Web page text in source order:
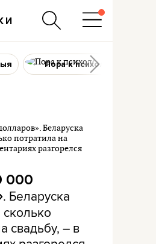
Пора к психологу
000
. Беларуска
сколько
свадьбу, – в